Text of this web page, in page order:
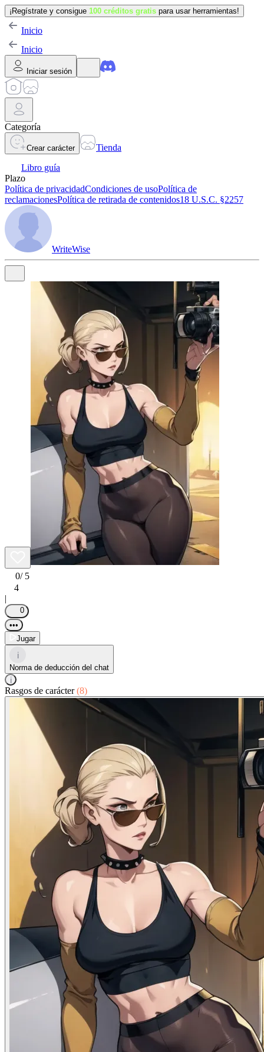
¡Regístrate y consigue 100 créditos gratis para usar herramientas!
Inicio
Inicio
Iniciar sesión
Categoría
Crear carácter
Tienda
Libro guía
Plazo
Política de privacidadCondiciones de usoPolítica de
reclamacionesPolítica de retirada de contenidos18 U.S.C. §2257
WriteWise
0/ 5
4
|
0
•••
Jugar
i
Norma de deducción del chat
i
Rasgos de carácter(8)